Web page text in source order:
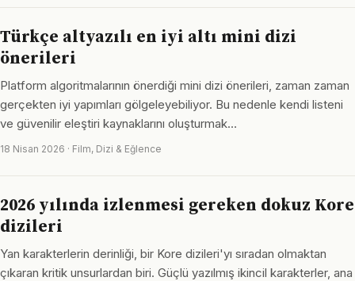
Türkçe altyazılı en iyi altı mini dizi
önerileri
Platform algoritmalarının önerdiği mini dizi önerileri, zaman zaman
gerçekten iyi yapımları gölgeleyebiliyor. Bu nedenle kendi listeni
ve güvenilir eleştiri kaynaklarını oluşturmak…
18 Nisan 2026 · Film, Dizi & Eğlence
2026 yılında izlenmesi gereken dokuz Kore
dizileri
Yan karakterlerin derinliği, bir Kore dizileri'yı sıradan olmaktan
çıkaran kritik unsurlardan biri. Güçlü yazılmış ikincil karakterler, ana